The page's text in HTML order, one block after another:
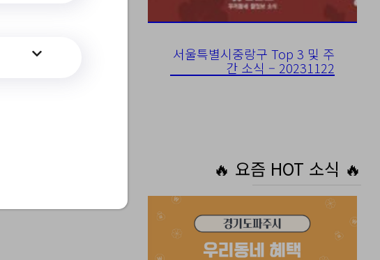
） 개
서울특별시중랑구 Top 3 및 주
간 소식 – 20231122
🔥 요즘 HOT 소식 🔥